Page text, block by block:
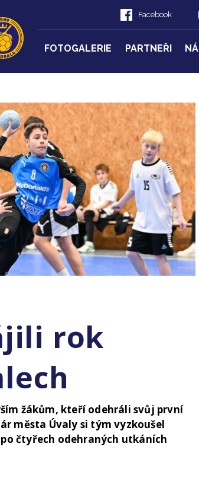
Facebook
FOTOGALERIE PARTNEŘI
rok
žákům, kteří odehráli svůj první
města Úvaly si tým vyzkoušel
čtyřech odehraných utkáních